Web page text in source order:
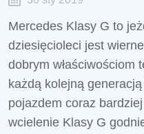
Mercedes Klasy G to
dziesięcioleci jest
dobrym właściwościom
każdą kolejną
pojazdem coraz
wcielenie Klasy G